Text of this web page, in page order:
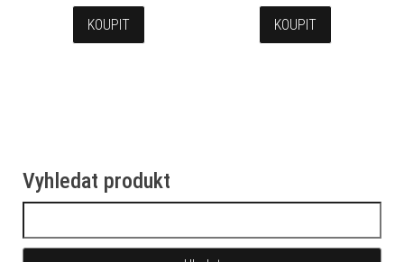
KOUPIT KOUPIT
Vyhledat produkt